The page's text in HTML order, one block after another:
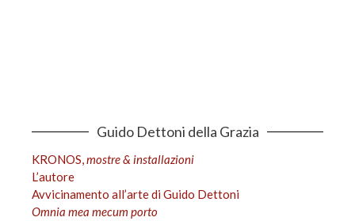
Guido Dettoni della Grazia
KRONOS,mostre & installazioni
L’autore
Avvicinamento all’arte di Guido Dettoni
Omnia mea mecum porto